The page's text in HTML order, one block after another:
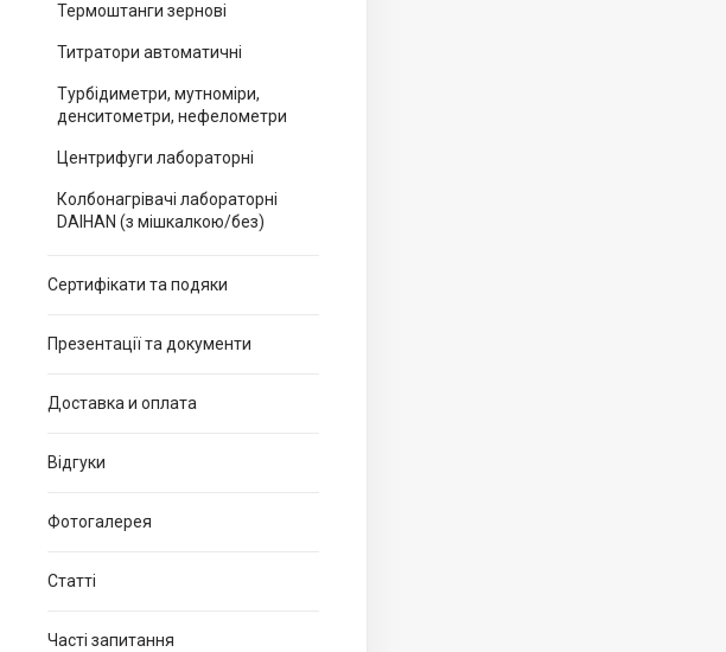
Термоштанги зернові
Титратори автоматичні
Турбідиметри, мутноміри,
денситометри, нефелометри
Центрифуги лабораторні
Колбонагрівачі лабораторні
DAIHAN (з мішкалкою/без)
Сертифікати та подяки
Презентації та документи
Доставка и оплата
Відгуки
Фотогалерея
Статті
Часті запитання